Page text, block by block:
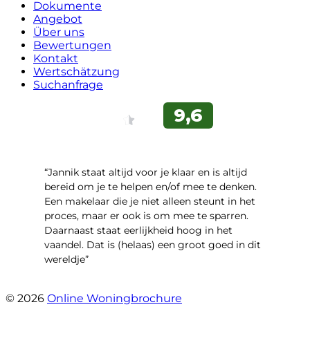
Dokumente
Angebot
Über uns
Bewertungen
Kontakt
Wertschätzung
Suchanfrage
“Jannik staat altijd voor je klaar en is altijd
bereid om je te helpen en/of mee te denken.
Een makelaar die je niet alleen steunt in het
proces, maar er ook is om mee te sparren.
Daarnaast staat eerlijkheid hoog in het
vaandel. Dat is (helaas) een groot goed in dit
wereldje”
© 2026 Online Woningbrochure